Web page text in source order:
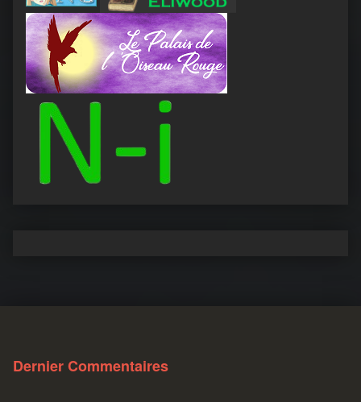
Dernier Commentaires